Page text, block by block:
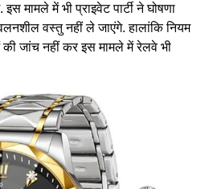
मामले में भी प्राइवेट पार्टी ने घोषणा
वस्तु नहीं ले जाएंगे. हालांकि नियम
जांच नहीं कर इस मामले में रेलवे भी